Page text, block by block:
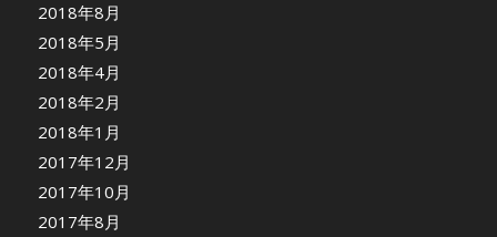
2018年8月
2018年5月
2018年4月
2018年2月
2018年1月
2017年12月
2017年10月
2017年8月